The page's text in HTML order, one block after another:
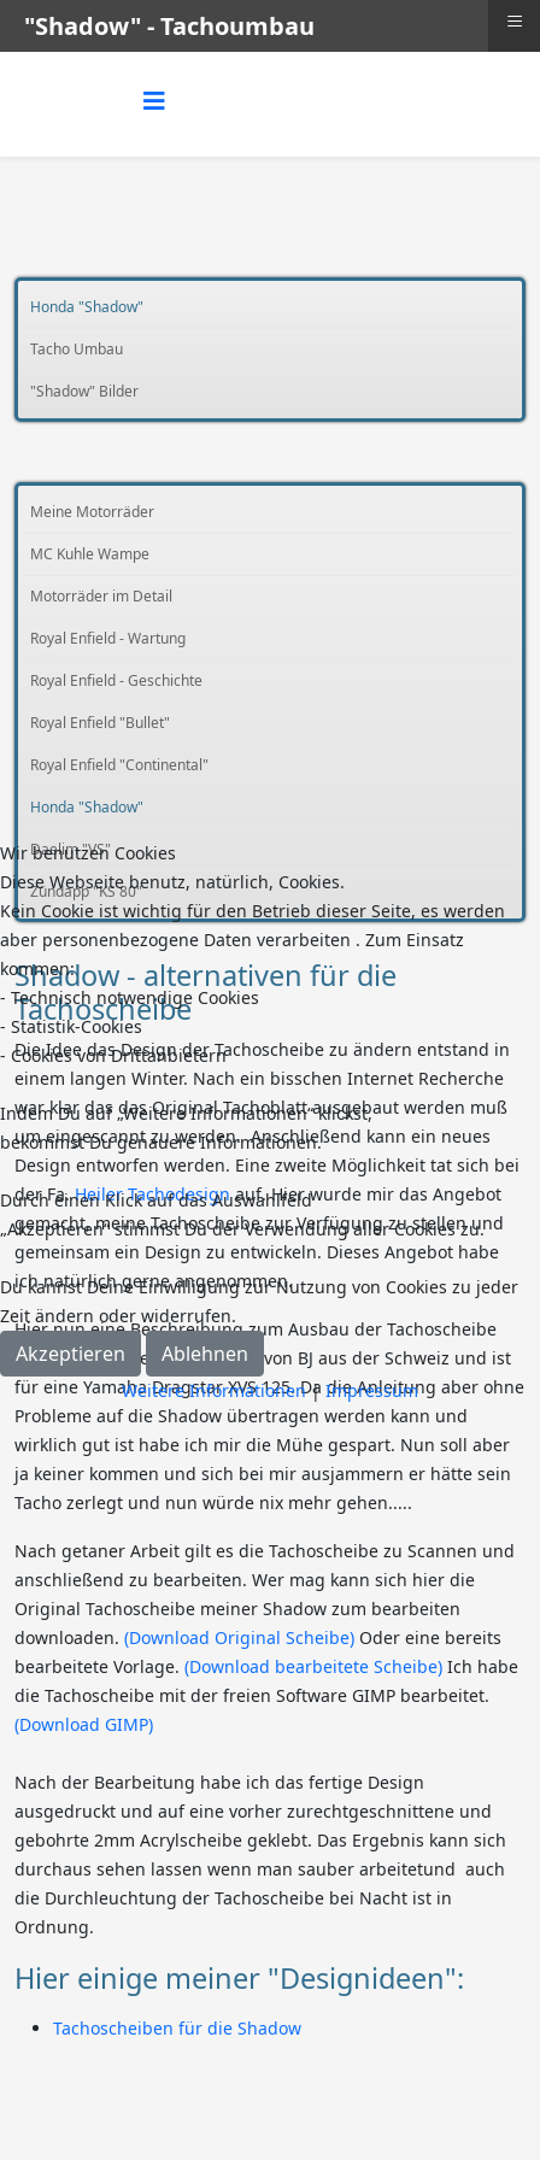
Honda "Shadow"
Tacho Umbau
"Shadow" Bilder
Meine Motorräder
MC Kuhle Wampe
Motorräder im Detail
Royal Enfield - Wartung
Royal Enfield - Geschichte
Royal Enfield "Bullet"
Royal Enfield "Continental"
Honda "Shadow"
Daelim "VS"
Zündapp "KS 80"
Shadow - alternativen für die
Tachoscheibe
Die Idee das Design der Tachoscheibe zu ändern entstand in
einem langen Winter. Nach ein bisschen Internet Recherche
war klar das das Original Tachoblatt ausgebaut werden muß
um eingescannt zu werden. Anschließend kann ein neues
Design entworfen werden. Eine zweite Möglichkeit tat sich bei
der Fa.Heiler Tachodesignauf. Hier wurde mir das Angebot
gemacht, meine Tachoscheibe zur Verfügung zu stellen und
gemeinsam ein Design zu entwickeln. Dieses Angebot habe
ich natürlich gerne angenommen.
Hier nun eine Beschreibung zum Ausbau der Tachoscheibe
(PDF). Diese Anleitung stammt von BJ aus der Schweiz und ist
für eine Yamaha Dragstar XVS 125. Da die Anleitung aber ohne
Probleme auf die Shadow übertragen werden kann und
wirklich gut ist habe ich mir die Mühe gespart. Nun soll aber
ja keiner kommen und sich bei mir ausjammern er hätte sein
Tacho zerlegt und nun würde nix mehr gehen.....
Nach getaner Arbeit gilt es die Tachoscheibe zu Scannen und
anschließend zu bearbeiten. Wer mag kann sich hier die
Original Tachoscheibe meiner Shadow zum bearbeiten
downloaden. (Download Original Scheibe) Oder eine bereits
bearbeitete Vorlage. (Download bearbeitete Scheibe) Ich habe
die Tachoscheibe mit der freien Software GIMP bearbeitet.
(Download GIMP)
Nach der Bearbeitung habe ich das fertige Design
ausgedruckt und auf eine vorher zurechtgeschnittene und
gebohrte 2mm Acrylscheibe geklebt. Das Ergebnis kann sich
durchaus sehen lassen wenn man sauber arbeitetund auch
die Durchleuchtung der Tachoscheibe bei Nacht ist in
Ordnung.
Hier einige meiner "Designideen":
Tachoscheiben für die Shadow
Wir benutzen Cookies
Diese Webseite benutz, natürlich, Cookies.
Kein Cookie ist wichtig für den Betrieb dieser Seite, es werden
aber personenbezogene Daten verarbeiten . Zum Einsatz
kommen:
- Technisch notwendige Cookies
- Statistik-Cookies
- Cookies von Drittanbietern
Indem Du auf „Weitere Informationen“ klickst,
bekommst Du genauere Informationen.
Durch einen Klick auf das Auswahlfeld
„Akzeptieren“ stimmst Du der Verwendung aller Cookies zu.
Du kannst Deine Einwilligung zur Nutzung von Cookies zu jeder
Zeit ändern oder widerrufen.
Akzeptieren Ablehnen
Weitere Informationen| Impressum
"Shadow" - Tachoumbau ≡